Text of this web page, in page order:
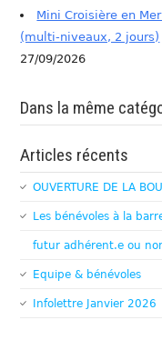
Mini Croisière en
(multi-niveaux, 2 jours)
27/09/2026
Dans la même
Articles récents
OUVERTURE DE LA
Les bénévoles à la
futur adhérent.e ou
Equipe & bénévoles
Infolettre Janvier 2026